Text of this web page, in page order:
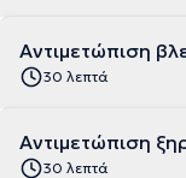
Αντιμετώπιση
30 λεπτά
Αντιμετώπιση
30 λεπτά